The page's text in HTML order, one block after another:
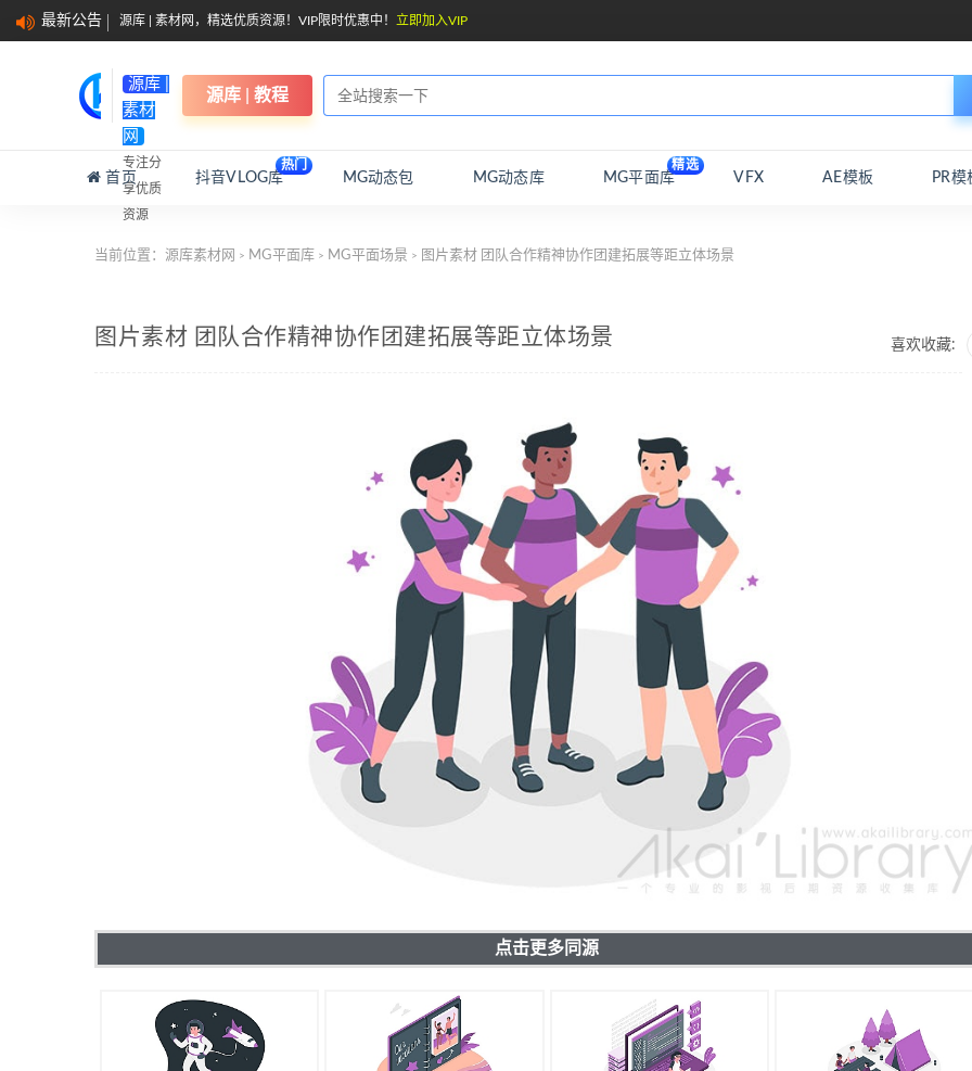
最新公告 源库 | 素材网，精选优质资源！VIP限时优惠中！ 立即加入VIP
源库 |
素材
网
专注分
享优质
资源
源库 | 教程
首页 抖音VLOG库
热门
MG动态包 MG动态库 MG平面库
精选
VFX AE模板 PR模
当前位置： 源库素材网 > MG平面库 > MG平面场景 > 图片素材 团队合作精神协作团建拓展等距立体场景
喜欢收藏:
图片素材 团队合作精神协作团建拓展等距立体场景
点击更多同源